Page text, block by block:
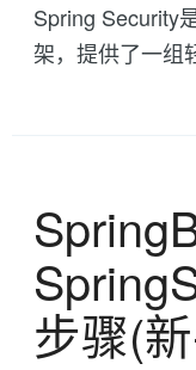
Spring Security
架，提供了一组
步骤(